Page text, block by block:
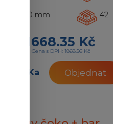
160 mm 42
1668.35 Kč
Cena s DPH: 1868.56 Kč
Ka Objednat